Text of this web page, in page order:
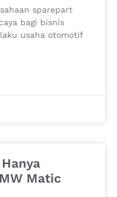
sparepart
bagi bisnis
usaha otomotif
Matic